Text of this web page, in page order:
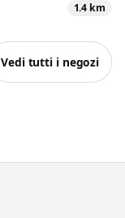
1.4 km
Vedi tutti i negozi